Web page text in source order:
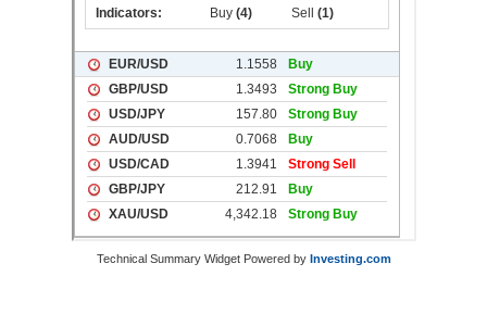
Technical Summary Widget Powered by Investing.com